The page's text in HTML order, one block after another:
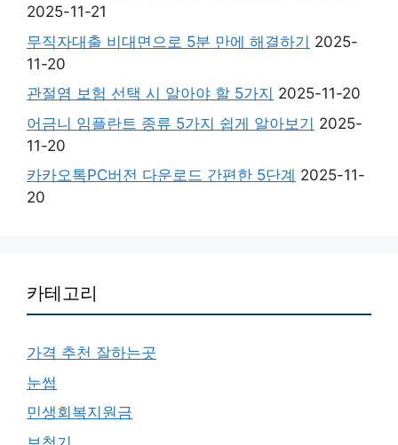
2025-11-21
무직자대출 비대면으로 5분 만에 해결하기 2025-
11-20
관절염 보험 선택 시 알아야 할 5가지 2025-11-20
어금니 임플란트 종류 5가지 쉽게 알아보기 2025-
11-20
카카오톡PC버전 다운로드 간편한 5단계 2025-11-
20
카테고리
가격 추천 잘하는곳
눈썹
민생회복지원금